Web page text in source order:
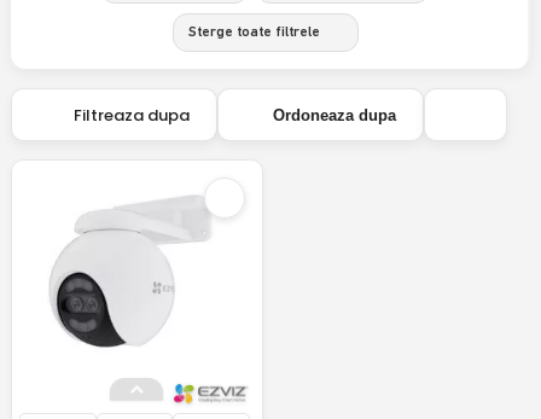
Sterge toate filtrele
Filtreaza dupa Ordoneaza dupa